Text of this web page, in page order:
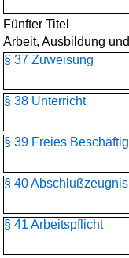
Fünfter Titel
Arbeit, Ausbildung
§ 37 Zuweisung
§ 38 Unterricht
§ 39 Freies
§ 40 Abschlußzeugnis
§ 41 Arbeitspflicht